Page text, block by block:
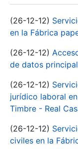
(26-12-12)
en la Fábrica
(26-12-12)
de datos
(26-12-12)
jurídico laboral
Timbre - Real
(26-12-12)
civiles en la